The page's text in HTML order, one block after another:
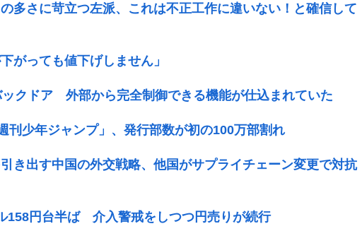
多さに苛立つ左派、これは不正工作に違いない！と確信して
がっても値下げしません」
クドア 外部から完全制御できる機能が仕込まれていた
刊少年ジャンプ」、発行部数が初の100万部割れ
き出す中国の外交戦略、他国がサプライチェーン変更で対抗
158円台半ば 介入警戒をしつつ円売りが続行